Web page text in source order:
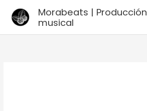
Morabeats | Producción
musical